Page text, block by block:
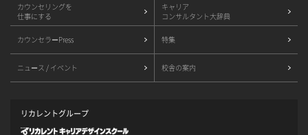
カウンセリングを
仕事にする
キャリア
コンサルタント大辞典
カウンセラーPress 特集
ニュース / イベント 校舎の案内
リカレントグループ